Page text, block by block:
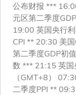
公布财报 ***
元区第二季度
19:00 英国央行
CPI ** 20:30 美
第二季度GDP初
数 *** 21:15 英国
（GMT+8）
二季度PPI **